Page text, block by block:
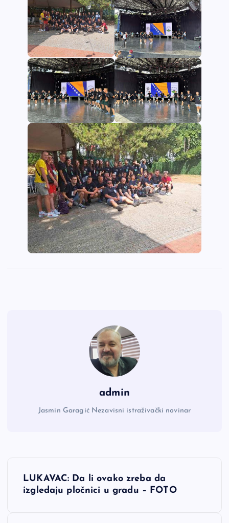
admin
Jasmin Garagić Nezavisni istraživački novinar
NLUKAVAC: Da li ovako zreba da
izgledaju pločnici u gradu – FOTO